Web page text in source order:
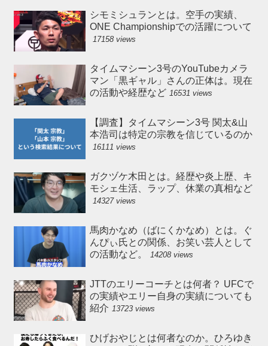
シモミシュランとは。空手の実績、
ONE Championshipでの活躍について
17158 views
タイムマシーン3号のYouTubeカメラ
マン「黒ギャル」さんの正体は。現在
の活動や経歴など 16531 views
【調査】タイムマシーン3号 関太&山
本浩司は特定の宗教を信じているのか
16111 views
ガクヅケ木田とは。経歴や炎上歴、キ
モシェ生活、ラップ、休業の真相など
14327 views
馬肉かなめ（ばにくかなめ）とは。ぐ
んぴぃ氏との関係、お笑い芸人として
の活動など。
14208 views
JTTのエリーコーチとは何者？ UFCで
の実績やエリー自身の実績についても
紹介 13723 views
ひげおやじとは何者なのか。ひろゆき